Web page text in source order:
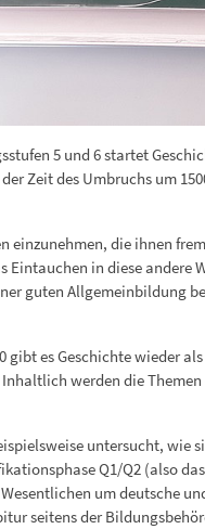
5 und 6 startet
Zeit des Umbruchs um
einzunehmen, die ihnen
Eintauchen in diese andere
guten Allgemeinbildung
es Geschichte wieder
werden die
untersucht, wie
Q1/Q2 (also
um deutsche
seitens der